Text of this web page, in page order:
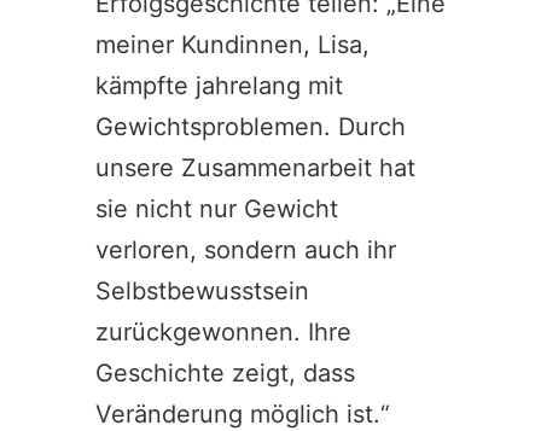
meiner Kundinnen, Lisa,
kämpfte jahrelang mit
Gewichtsproblemen. Durch
unsere Zusammenarbeit hat
sie nicht nur Gewicht
verloren, sondern auch ihr
Selbstbewusstsein
zurückgewonnen. Ihre
Geschichte zeigt, dass
Veränderung möglich ist.“